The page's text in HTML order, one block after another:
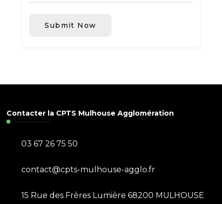
Submit Now
Contacter la CPTS Mulhouse Agglomération
03 67 26 75 50
contact@cpts-mulhouse-agglo.fr
15 Rue des Frères Lumière 68200 MULHOUSE